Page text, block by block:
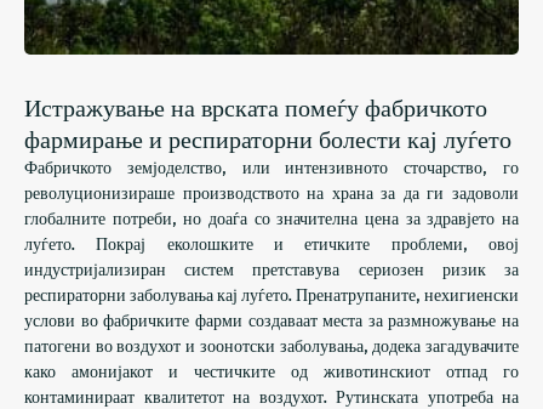
Истражување на врската помеѓу фабричкото
фармирање и респираторни болести кај луѓето
Фабричкото земјоделство, или интензивното сточарство, го
револуционизираше производството на храна за да ги задоволи
глобалните потреби, но доаѓа со значителна цена за здравјето на
луѓето. Покрај еколошките и етичките проблеми, овој
индустријализиран систем претставува сериозен ризик за
респираторни заболувања кај луѓето. Пренатрупаните, нехигиенски
услови во фабричките фарми создаваат места за размножување на
патогени во воздухот и зоонотски заболувања, додека загадувачите
како амонијакот и честичките од животинскиот отпад го
контаминираат квалитетот на воздухот. Рутинската употреба на